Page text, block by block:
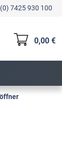
7425 930 100
0,00 €